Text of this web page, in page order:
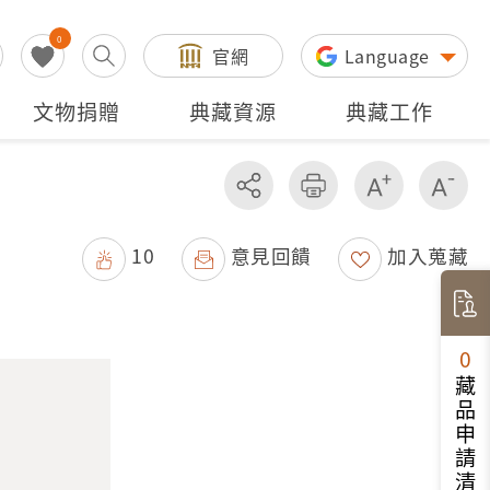
0
官網 Language
文物捐贈 典藏資源 典藏工作
分享 友善列印 增加字級
10 意見回饋 加入蒐藏
0
藏品申請清單